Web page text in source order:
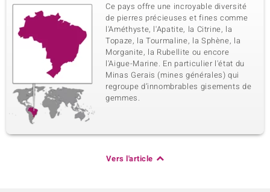
Ce pays offre une incroyable diversité
de pierres précieuses et fines comme
l'Améthyste, l'Apatite, la Citrine, la
Topaze, la Tourmaline, la Sphène, la
Morganite, la Rubellite ou encore
l'Aigue-Marine. En particulier l'état du
Minas Gerais (mines générales) qui
regroupe d’innombrables gisements de
gemmes.
Vers l'article